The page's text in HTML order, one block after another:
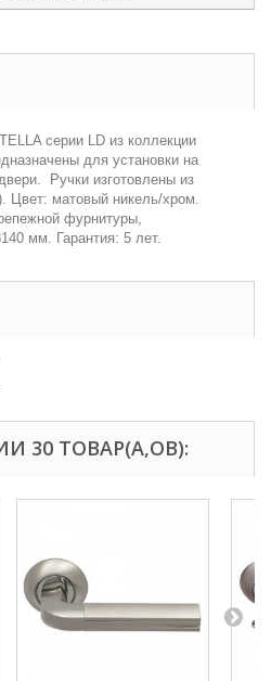
серии LD из коллекции
для установки на
Ручки изготовлены из
Цвет: матовый никель/хром.
фурнитуры,
мм. Гарантия: 5 лет.
30 ТОВАР(А,ОВ):